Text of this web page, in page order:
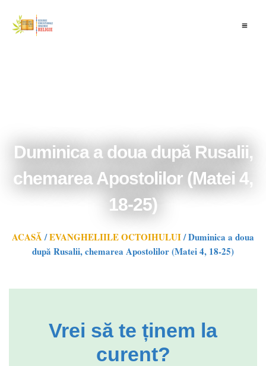
content
Duminica a doua după Rusalii,
chemarea Apostolilor (Matei 4,
18-25)
ACASĂ/EVANGHELIILE OCTOIHULUI/Duminica a doua
după Rusalii, chemarea Apostolilor (Matei 4, 18-25)
Vrei să te ținem la
curent?